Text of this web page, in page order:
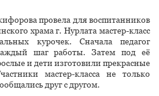
провела для воспитанников
храма г. Нурлата мастер-класс
курочек. Сначала педагог
шаг работы. Затем под её
и дети изготовили прекрасные
мастер-класса не только
друг с другом.